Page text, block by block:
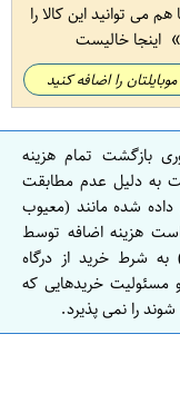
می توانید این کالا را
اینجا خالیست
را اضافه کنید
بازگشت تمام هزینه
به دلیل عدم مطابقت
شده مانند (معیوب
هزینه اضافه توسط
شرط خرید از درگاه
خریدهایی که
را نمی پذیرد.